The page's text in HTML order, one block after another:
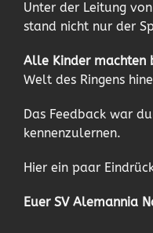
Unter der Leitung von
stand nicht nur der
Alle Kinder machten
Welt des Ringens
Das Feedback war
kennenzulernen.
Hier ein paar
Euer SV Alemannia